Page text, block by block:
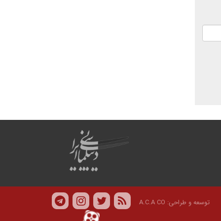
توسعه و طراحی: A.C.A CO